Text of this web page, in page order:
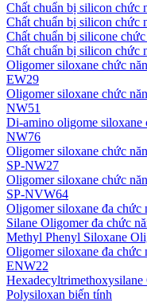
Chất chuẩn bị silicon chức
Chất chuẩn bị silicon chức
Chất chuẩn bị silicone
Chất chuẩn bị silicon chức
Oligomer siloxane chức
EW29
Oligomer siloxane chức
NW51
Di-amino oligome
NW76
Oligomer siloxane chức
SP-NW27
Oligomer siloxane chức
SP-NVW64
Oligomer siloxane đa
Silane Oligomer đa chức
Methyl Phenyl Siloxane
Oligomer siloxane đa
ENW22
Polysiloxan biến tính